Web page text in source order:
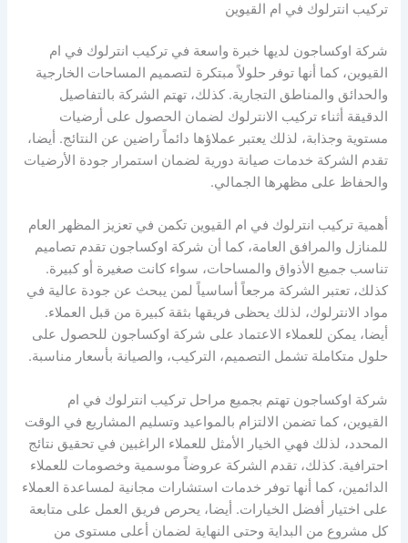
تركيب انترلوك في ام القيوين
شركة اوكساجون لديها خبرة واسعة في تركيب انترلوك في ام
القيوين، كما أنها توفر حلولاً مبتكرة لتصميم المساحات الخارجية
والحدائق والمناطق التجارية. كذلك، تهتم الشركة بالتفاصيل
الدقيقة أثناء تركيب الانترلوك لضمان الحصول على أرضيات
مستوية وجذابة، لذلك يعتبر عملاؤها دائماً راضين عن النتائج. أيضا،
تقدم الشركة خدمات صيانة دورية لضمان استمرار جودة الأرضيات
والحفاظ على مظهرها الجمالي.
أهمية تركيب انترلوك في ام القيوين تكمن في تعزيز المظهر العام
للمنازل والمرافق العامة، كما أن شركة اوكساجون تقدم تصاميم
تناسب جميع الأذواق والمساحات، سواء كانت صغيرة أو كبيرة.
كذلك، تعتبر الشركة مرجعاً أساسياً لمن يبحث عن جودة عالية في
مواد الانترلوك، لذلك يحظى فريقها بثقة كبيرة من قبل العملاء.
أيضا، يمكن للعملاء الاعتماد على شركة اوكساجون للحصول على
حلول متكاملة تشمل التصميم، التركيب، والصيانة بأسعار مناسبة.
شركة اوكساجون تهتم بجميع مراحل تركيب انترلوك في ام
القيوين، كما تضمن الالتزام بالمواعيد وتسليم المشاريع في الوقت
المحدد، لذلك فهي الخيار الأمثل للعملاء الراغبين في تحقيق نتائج
احترافية. كذلك، تقدم الشركة عروضاً موسمية وخصومات للعملاء
الدائمين، كما أنها توفر خدمات استشارات مجانية لمساعدة العملاء
على اختيار أفضل الخيارات. أيضا، يحرص فريق العمل على متابعة
كل مشروع من البداية وحتى النهاية لضمان أعلى مستوى من